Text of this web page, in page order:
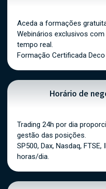
Aceda a formações
Webinários exclusivos
tempo real.
Formação Certificada
Horário de
Trading 24h por dia
gestão das posições.
SP500, Dax, Nasdaq,
horas/dia.